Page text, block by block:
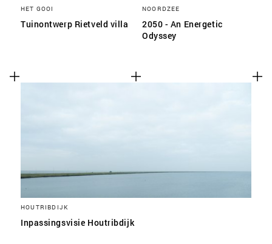
HET GOOI
Tuinontwerp Rietveld villa
NOORDZEE
2050 - An Energetic
Odyssey
HOUTRIBDIJK
Inpassingsvisie Houtribdijk